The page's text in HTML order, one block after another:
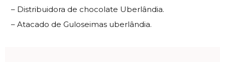
– Distribuidora de chocolate Uberlândia.
– Atacado de Guloseimas uberlândia.